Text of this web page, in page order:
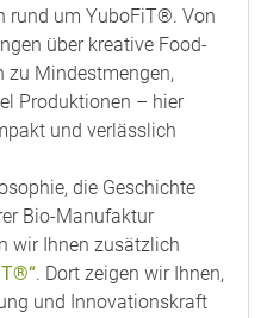
rund um YuboFiT®. Von
über kreative Food-
zu Mindestmengen,
Produktionen – hier
und verlässlich
die Geschichte
Bio-Manufaktur
wir Ihnen zusätzlich
. Dort zeigen wir Ihnen,
und Innovationskraft